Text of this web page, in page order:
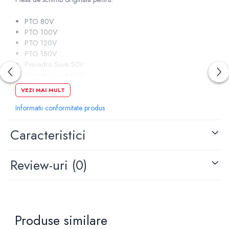
PTO 80V
PTO 100V
PTO 120V
PTO 150V
Piquadro Suve 50V
Piquadro Suve 100V
Coduri termostat: WY75B-C 4; H.1705F602A; 46301085
schimb potrivita, va rugam sa apelati la consultantii
adresei noastre de e-mail sau pe WhatsApp. Pentru a
identifica piesa de schimb potrivita, este necesar sa ne
de prezentare, astfel ca pot exista mici diferente de
nuanta, in functie de setarile monitorului sau telefonului
VEZI MAI MULT
Informatii conformitate produs
Caracteristici
Review-uri (0)
Produse similare